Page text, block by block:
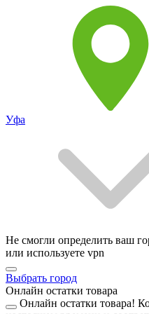
Уфа
Не смогли определить ваш
или используете vpn
Выбрать город
Онлайн остатки товара
Онлайн остатки товара!